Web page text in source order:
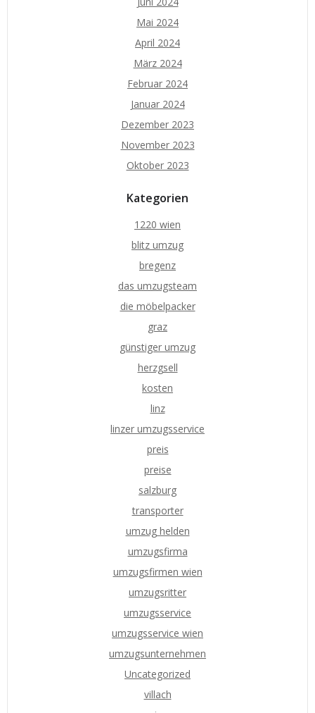
Mai 2024
April 2024
März 2024
Februar 2024
Januar 2024
Dezember 2023
November 2023
Oktober 2023
Kategorien
1220 wien
blitz umzug
bregenz
das umzugsteam
die möbelpacker
graz
günstiger umzug
herzgsell
kosten
linz
linzer umzugsservice
preis
preise
salzburg
transporter
umzug helden
umzugsfirma
umzugsfirmen wien
umzugsritter
umzugsservice
umzugsservice wien
umzugsunternehmen
Uncategorized
villach